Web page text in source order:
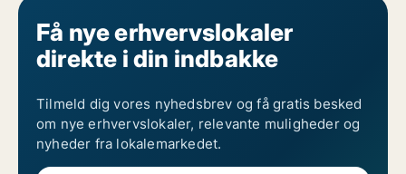
Få nye erhvervslokaler
direkte i din indbakke
Tilmeld dig vores nyhedsbrev og få gratis besked
om nye erhvervslokaler, relevante muligheder og
nyheder fra lokalemarkedet.